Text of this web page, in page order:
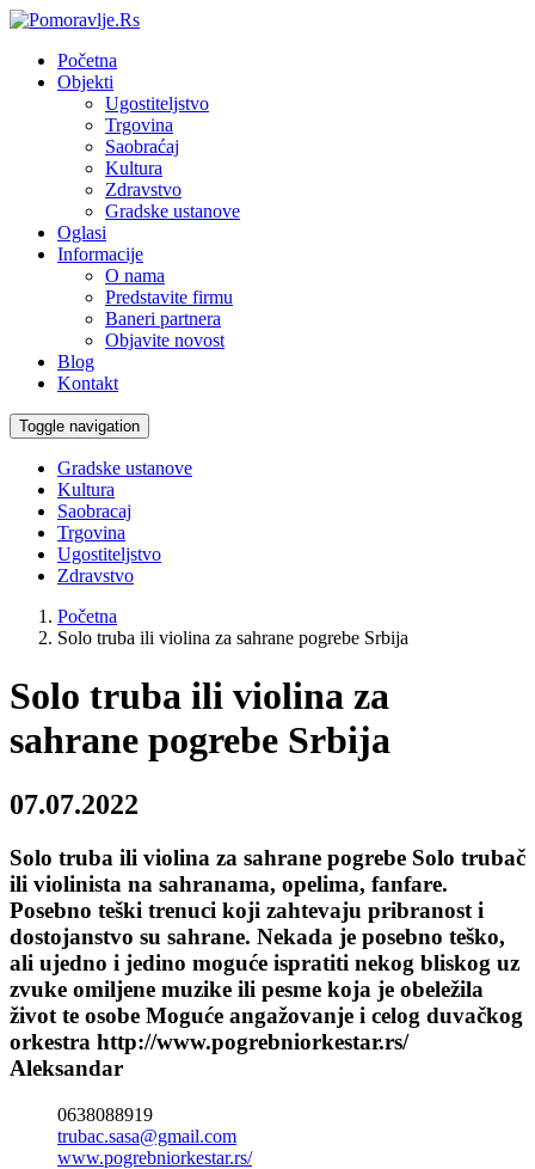
Početna
Objekti
Ugostiteljstvo
Trgovina
Saobraćaj
Kultura
Zdravstvo
Gradske ustanove
Oglasi
Informacije
O nama
Predstavite firmu
Baneri partnera
Objavite novost
Blog
Kontakt
Toggle navigation
Gradske ustanove
Kultura
Saobracaj
Trgovina
Ugostiteljstvo
Zdravstvo
Početna
Solo truba ili violina za sahrane pogrebe Srbija
Solo truba ili violina za
sahrane pogrebe Srbija
07.07.2022
Solo truba ili violina za sahrane pogrebe Solo trubač
ili violinista na sahranama, opelima, fanfare.
Posebno teški trenuci koji zahtevaju pribranost i
dostojanstvo su sahrane. Nekada je posebno teško,
ali ujedno i jedino moguće ispratiti nekog bliskog uz
zvuke omiljene muzike ili pesme koja je obeležila
život te osobe Moguće angažovanje i celog duvačkog
orkestra http://www.pogrebniorkestar.rs/
Aleksandar
0638088919
trubac.sasa@gmail.com
www.pogrebniorkestar.rs/